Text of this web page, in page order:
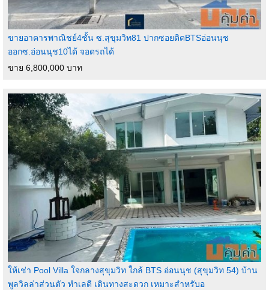
ขายอาคารพาณิชย์4ชั้น ซ.สุขุมวิท81 ปากซอยติดBTSอ่อนนุช
ออกซ.อ่อนนุช10ได้ จอดรถได้
ขาย 6,800,000 บาท
ให้เช่า Pool Villa ใจกลางสุขุมวิท ใกล้ BTS อ่อนนุช (สุขุมวิท 54) บ้าน
พูลวิลล่าส่วนตัว ทำเลดี เดินทางสะดวก เหมาะสำหรับอ